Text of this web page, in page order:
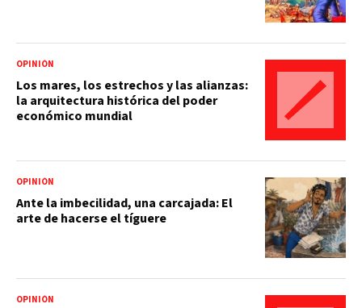
OPINIÓN
Los mares, los estrechos y las alianzas:
la arquitectura histórica del poder
económico mundial
OPINIÓN
Ante la imbecilidad, una carcajada: El
arte de hacerse el tíguere
OPINIÓN